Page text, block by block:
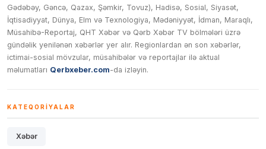
Gədəbəy, Gəncə, Qazax, Şəmkir, Tovuz), Hadisə, Sosial, Siyasət,
İqtisadiyyat, Dünya, Elm və Texnologiya, Mədəniyyət, İdman, Maraqlı,
Müsahibə-Reportaj, QHT Xəbər və Qərb Xəbər TV bölmələri üzrə
gündəlik yenilənən xəbərlər yer alır. Regionlardan ən son xəbərlər,
ictimai-sosial mövzular, müsahibələr və reportajlar ilə aktual
məlumatları Qerbxeber.com-da izləyin.
KATEQORIYALAR
Xəbər